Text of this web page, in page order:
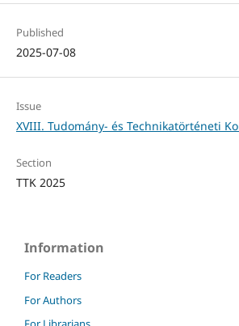
Published
2025-07-08
Issue
XVIII. Tudomány- és Technikatörténeti
Section
TTK 2025
Information
For Readers
For Authors